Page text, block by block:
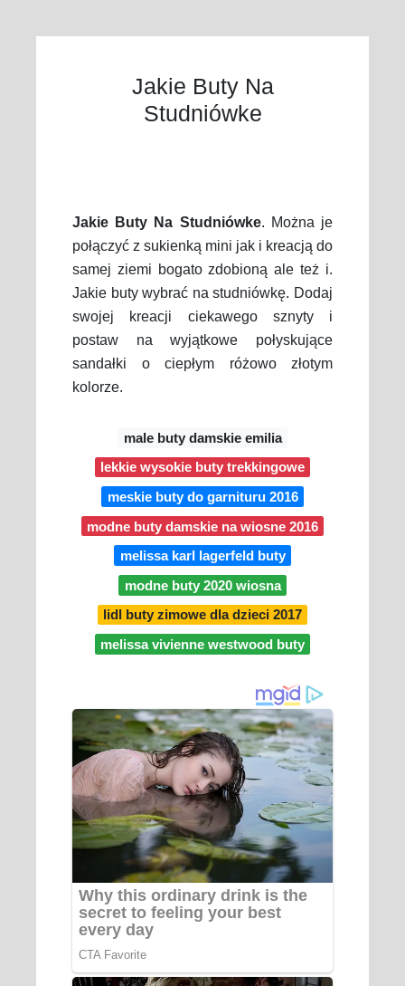
Jakie Buty Na
Studniówke
Jakie Buty Na Studniówke. Można je
połączyć z sukienką mini jak i kreacją do
samej ziemi bogato zdobioną ale też i.
Jakie buty wybrać na studniówkę. Dodaj
swojej kreacji ciekawego sznyty i
postaw na wyjątkowe połyskujące
sandałki o ciepłym różowo złotym
kolorze.
male buty damskie emilia
lekkie wysokie buty trekkingowe
meskie buty do garnituru 2016
modne buty damskie na wiosne 2016
melissa karl lagerfeld buty
modne buty 2020 wiosna
lidl buty zimowe dla dzieci 2017
melissa vivienne westwood buty